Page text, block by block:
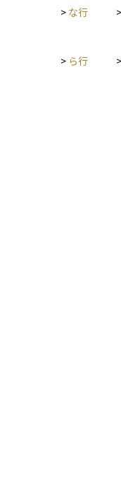
Vから乖離することがあります。 まとめる
論値であるiNAVを
> な行 >
> ら行 >